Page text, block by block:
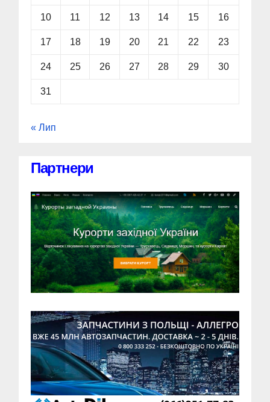
10 11 12 13 14 15 16
17 18 19 20 21 22 23
24 25 26 27 28 29 30
31
« Лип
Партнери